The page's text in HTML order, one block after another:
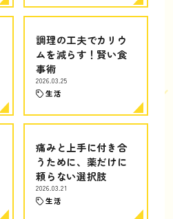
調理の工夫でカリウ
ムを減らす！賢い食
事術
2026.03.25
生活
痛みと上手に付き合
うために、薬だけに
頼らない選択肢
2026.03.21
生活